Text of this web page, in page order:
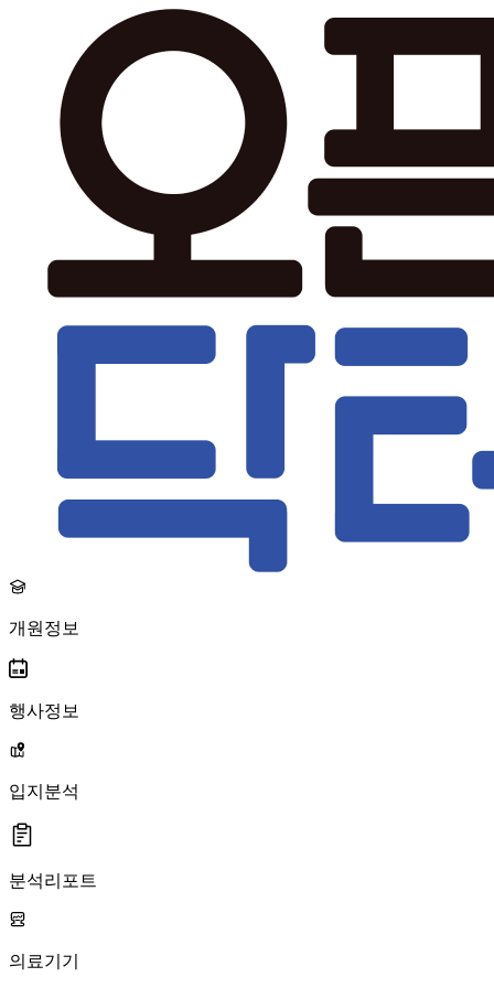
개원정보
행사정보
입지분석
분석리포트
의료기기